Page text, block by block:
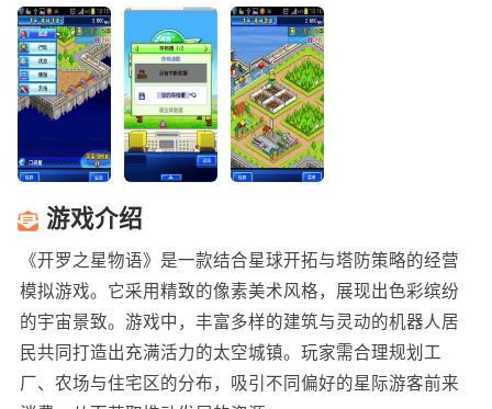
游戏介绍
《开罗之星物语》是一款结合星球开拓与塔防策略的经营
模拟游戏。它采用精致的像素美术风格，展现出色彩缤纷
的宇宙景致。游戏中，丰富多样的建筑与灵动的机器人居
民共同打造出充满活力的太空城镇。玩家需合理规划工
厂、农场与住宅区的分布，吸引不同偏好的星际游客前来